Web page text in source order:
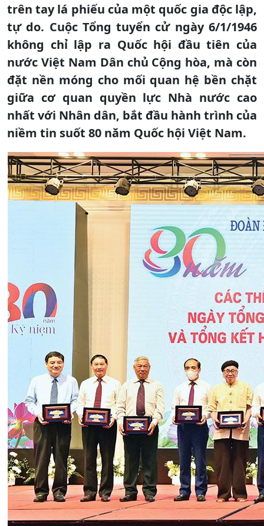
trên tay lá phiếu của một quốc gia độc lập,
tự do. Cuộc Tổng tuyển cử ngày 6/1/1946
không chỉ lập ra Quốc hội đầu tiên của
nước Việt Nam Dân chủ Cộng hòa, mà còn
đặt nền móng cho mối quan hệ bền chặt
giữa cơ quan quyền lực Nhà nước cao
nhất với Nhân dân, bắt đầu hành trình của
niềm tin suốt 80 năm Quốc hội Việt Nam.